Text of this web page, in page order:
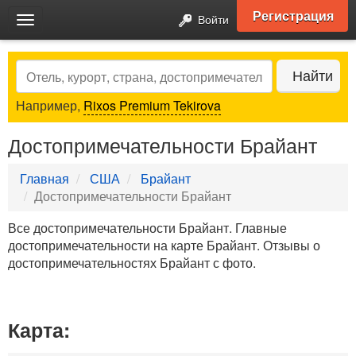
Toggle
navigation
Войти Регистрация
Search Найти
Например, Rixos Premium Tekirova
Достопримечательности Брайант
Главная США
Брайант
Достопримечательности Брайант
Все достопримечательности Брайант. Главные
достопримечательности на карте Брайант. Отзывы о
достопримечательностях Брайант с фото.
Карта: